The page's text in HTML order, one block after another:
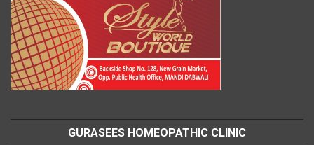
GURASEES HOMEOPATHIC CLINIC